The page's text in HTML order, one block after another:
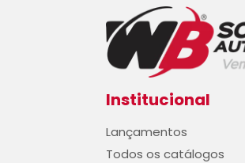
Institucional
Lançamentos
Todos os catálogos